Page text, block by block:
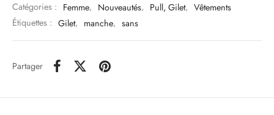
Catégories : Femme, Nouveautés, Pull, Gilet, Vêtements
Étiquettes : Gilet, manche, sans
Partager